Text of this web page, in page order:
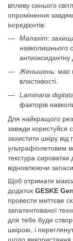
впливу синього
опромінення
інгредієнтів:
Малахіт:
навколишнього
антиоксидантну
Женьшень: має
властивості.
Laminaria
факторів
Для найкращого
завжди користуйся
захистити шкіру
ультрафіолетовим
текстура сироватки
відновлюючи запаси
Щоб отримати
додаток GESKE
провести миттєве
запатентованої
для тебе буде
шкірою, і
щодо використання